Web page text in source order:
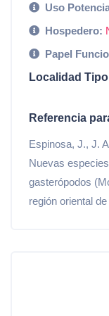
Uso
Hospedero:
Papel
Localidad
Referencia
Espinosa, J., J.
Nuevas
gasterópodos
región oriental